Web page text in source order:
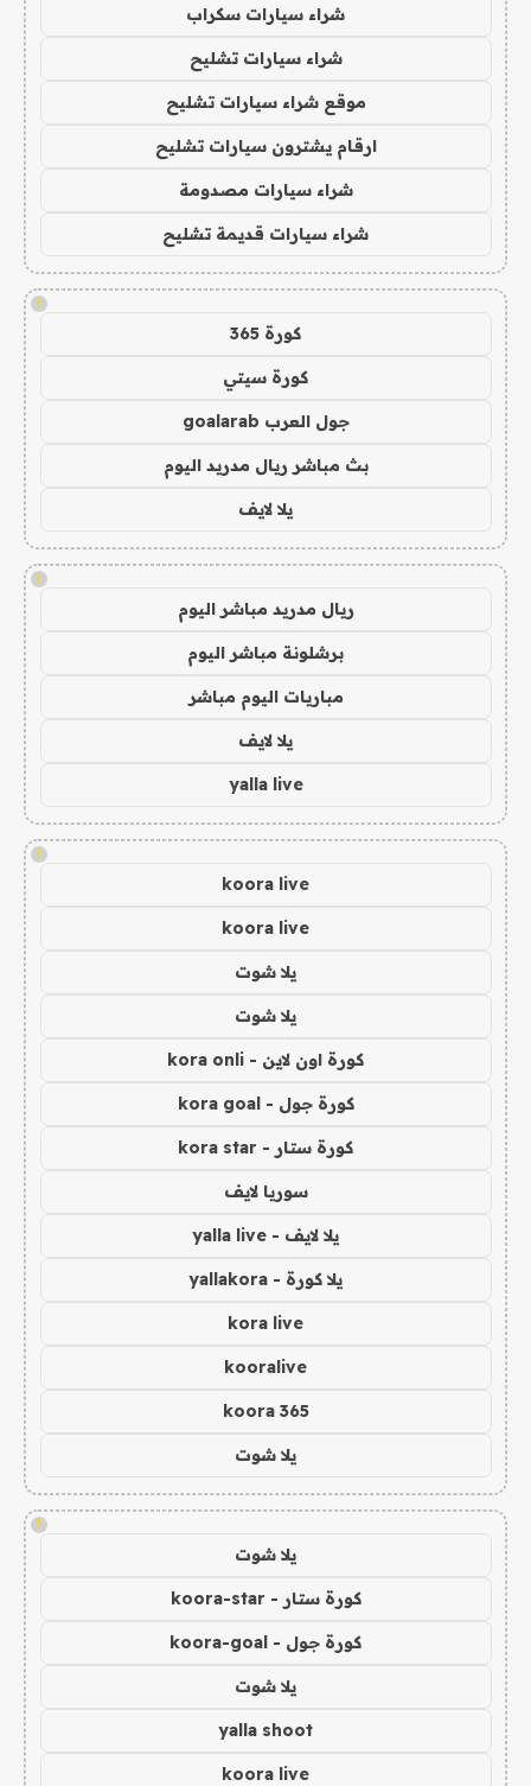
شراء سيارات سكراب
شراء سيارات تشليح
موقع شراء سيارات تشليح
ارقام يشترون سيارات تشليح
شراء سيارات مصدومة
شراء سيارات قديمة تشليح
!
كورة 365
كورة سيتي
جول العرب goalarab
بث مباشر ريال مدريد اليوم
يلا لايف
!
ريال مدريد مباشر اليوم
برشلونة مباشر اليوم
مباريات اليوم مباشر
يلا لايف
yalla live
!
koora live
koora live
يلا شوت
يلا شوت
كورة اون لاين - kora onli
كورة جول - kora goal
كورة ستار - kora star
سوريا لايف
يلا لايف - yalla live
يلا كورة - yallakora
kora live
kooralive
koora 365
يلا شوت
!
يلا شوت
كورة ستار - koora-star
كورة جول - koora-goal
يلا شوت
yalla shoot
koora live